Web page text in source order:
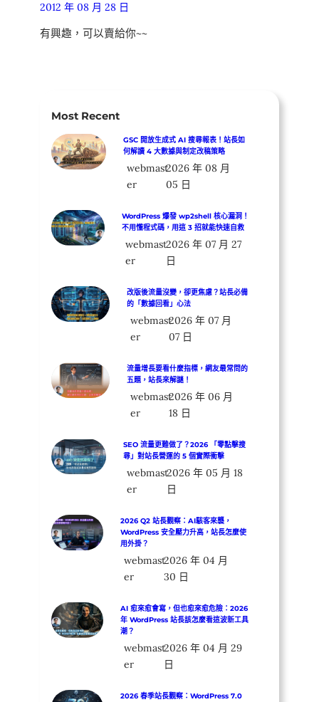
2012 年 08 月 28 日
有興趣，可以賣給你~~
Most Recent
GSC 開放生成式 AI 搜尋報表！站長如
何解讀 4 大數據與制定改稿策略
webmast
er
2026 年 08 月
05 日
WordPress 爆發 wp2shell 核心漏洞！
不用懂程式碼，用這 3 招就能快速自救
webmast
er
2026 年 07 月 27
日
改版後流量沒變，卻更焦慮？站長必備
的「數據回看」心法
webmast
er
2026 年 07 月
07 日
流量增長要看什麼指標，網友最常問的
五題，站長來解謎！
webmast
er
2026 年 06 月
18 日
SEO 流量更難做了？2026 「零點擊搜
尋」對站長營運的 5 個實際衝擊
webmast
er
2026 年 05 月 18
日
2026 Q2 站長觀察：AI駭客來襲，
WordPress 安全壓力升高，站長怎麼使
用外掛？
webmast
er
2026 年 04 月
30 日
AI 愈來愈會寫，但也愈來愈危險：2026
年 WordPress 站長該怎麼看這波新工具
潮？
webmast
er
2026 年 04 月 29
日
2026 春季站長觀察：WordPress 7.0